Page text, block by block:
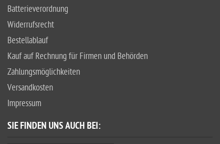
Batterieverordnung
Widerrufsrecht
Bestellablauf
Kauf auf Rechnung für Firmen und Behörden
Zahlungsmöglichkeiten
Versandkosten
Impressum
SIE FINDEN UNS AUCH BEI: